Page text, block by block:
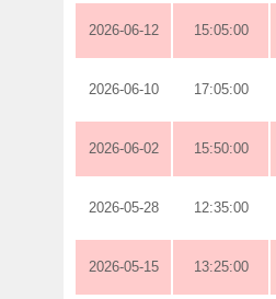
2026-06-12 15:05:00
2026-06-10 17:05:00
2026-06-02 15:50:00
2026-05-28 12:35:00
2026-05-15 13:25:00